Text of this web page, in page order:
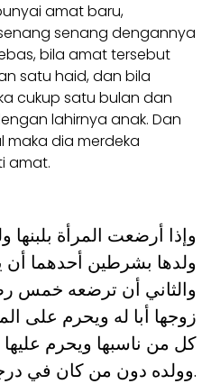
amat baru,
senang dengannya
bila amat tersebut
satu haid, dan bila
cukup satu bulan dan
lahirnya anak. Dan
maka dia merdeka
amat.
ولدها بشرطين أحدهما أن
والثاني أن ترضعه خمس
زوجها أبا له ويحرم على
كل من ناسبها ويحرم
وولده دون من كان في درجته أو أعلى طبقة منه.